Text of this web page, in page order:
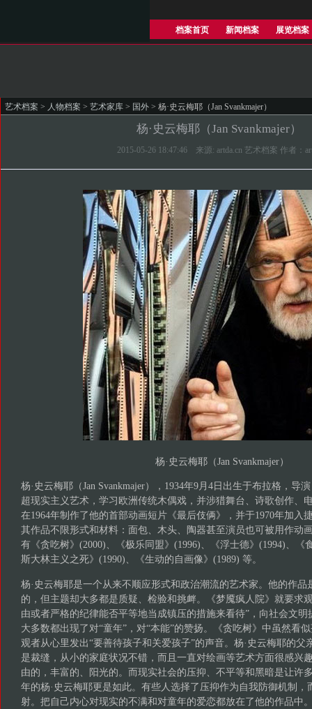
档案首页 新闻档案 展览档案
艺术档案 > 人物档案 > 艺术家库 > 国外 > 杨·史云梅耶（Jan Svankmajer）
杨·史云梅耶（Jan Svankmajer）
2015-05-26 18:47:46 来源: artda.cn 艺术档案 作者：
杨·史云梅耶（Jan Svankmajer）
杨·史云梅耶（Jan Svankmajer），1934年9月4日出生于布拉格，导
超现实主义艺术，学习欧洲传统木偶戏，并涉猎舞台、诗歌创作、
在1964年制作了他的首部动画短片《最后伎俩》，并于1970年加入
其作品不限形式和材料：面包、木头、陶器甚至演员也可被用作动
有《贪吃树》(2000)、《极乐同盟》(1996)、《浮士德》(1994)、《
斯大林主义之死》(1990)、《生动的自画像》(1989) 等。
杨·史云梅耶是一个从来不顺应形式和政治潮流的艺术家。他的作品
的，但主题却大多都是质疑、检验和挑衅。《梦魇疯人院》就要求
由或者严格的纪律能否平等地当成镇压的措施来看待”，向社会文
大多数都出现了对“童年”，对“本能”的赞扬。《贪吃树》中虽然看
观者从心里发出“要善待孩子和关爱孩子”的声音。杨·史云梅耶的父
是裁缝，从小的家庭状况不错，而且一直对绘画等艺术方面很感兴
由的，丰富的、阳光的。而现实社会的压抑、不平等和黑暗是让许
年的杨·史云梅耶更是如此。有些人选择了压抑作为自我防御机制，
射。把自己内心对现实的不满和对童年的爱恋都放在了他的作品中